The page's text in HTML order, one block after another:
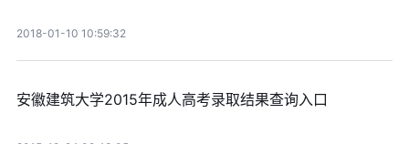
2018-01-10 10:59:32
安徽建筑大学2015年成人高考录取结果查询入口